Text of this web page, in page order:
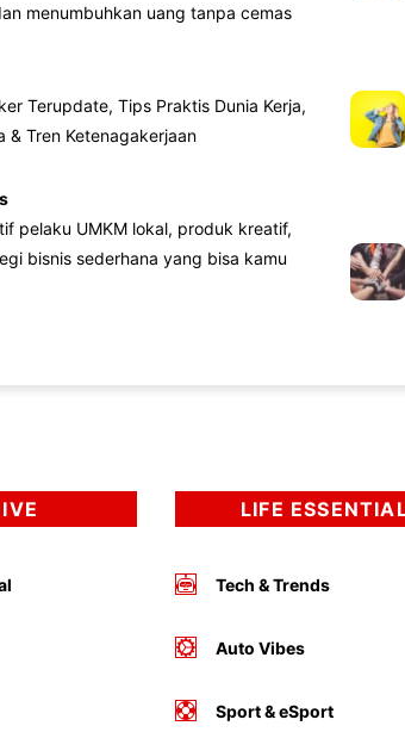
menumbuhkan uang tanpa cemas
Terupdate, Tips Praktis Dunia Kerja,
& Tren Ketenagakerjaan
pelaku UMKM lokal, produk kreatif,
bisnis sederhana yang bisa kamu
LIFE
Tech & Trends
Auto Vibes
Sport & eSport